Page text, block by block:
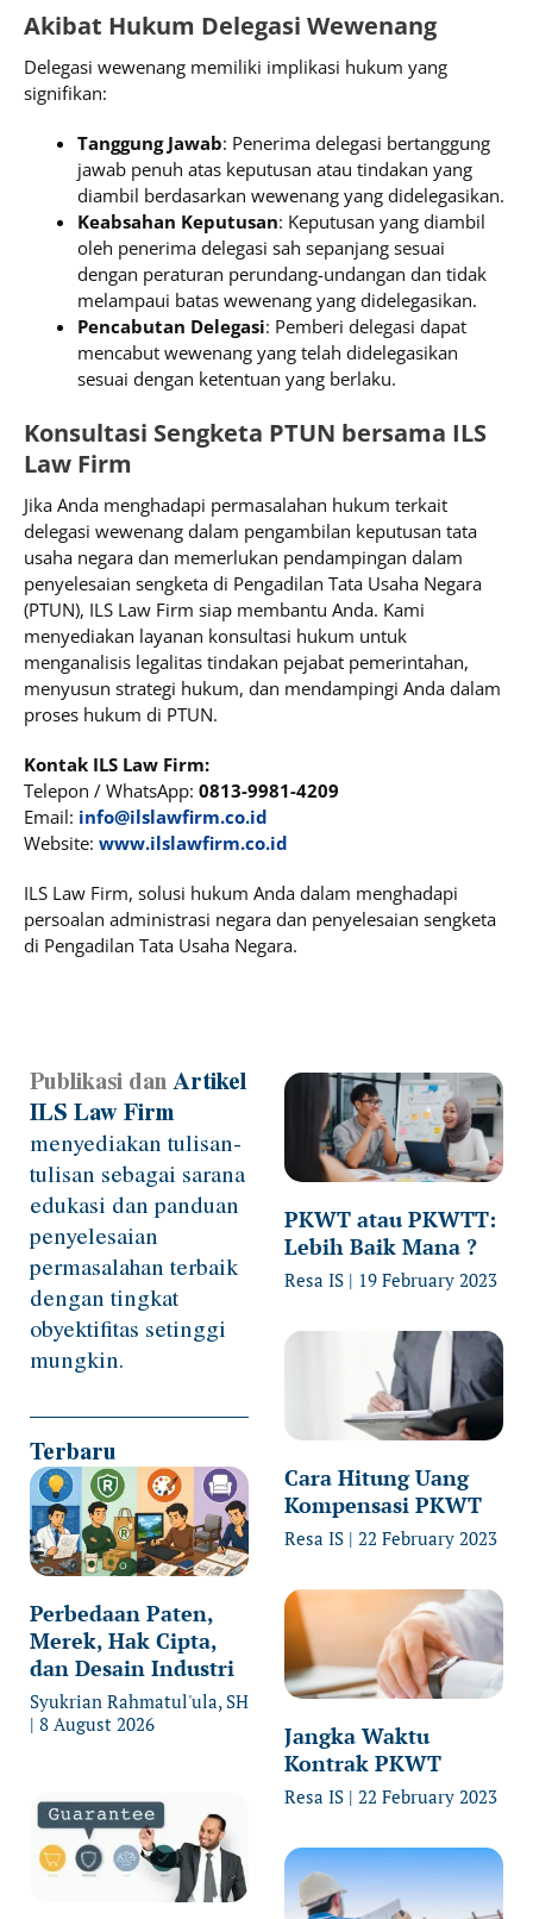
Akibat Hukum Delegasi Wewenang
Delegasi wewenang memiliki implikasi hukum yang
signifikan:
Tanggung Jawab: Penerima delegasi bertanggung
jawab penuh atas keputusan atau tindakan yang
diambil berdasarkan wewenang yang didelegasikan.
Keabsahan Keputusan: Keputusan yang diambil
oleh penerima delegasi sah sepanjang sesuai
dengan peraturan perundang-undangan dan tidak
melampaui batas wewenang yang didelegasikan.
Pencabutan Delegasi: Pemberi delegasi dapat
mencabut wewenang yang telah didelegasikan
sesuai dengan ketentuan yang berlaku.
Konsultasi Sengketa PTUN bersama ILS
Law Firm
Jika Anda menghadapi permasalahan hukum terkait
delegasi wewenang dalam pengambilan keputusan tata
usaha negara dan memerlukan pendampingan dalam
penyelesaian sengketa di Pengadilan Tata Usaha Negara
(PTUN), ILS Law Firm siap membantu Anda. Kami
menyediakan layanan konsultasi hukum untuk
menganalisis legalitas tindakan pejabat pemerintahan,
menyusun strategi hukum, dan mendampingi Anda dalam
proses hukum di PTUN.
Kontak ILS Law Firm:
Telepon / WhatsApp: 0813-9981-4209
Email: info@ilslawfirm.co.id
Website: www.ilslawfirm.co.id
ILS Law Firm, solusi hukum Anda dalam menghadapi
persoalan administrasi negara dan penyelesaian sengketa
di Pengadilan Tata Usaha Negara.
Publikasi danArtikel
ILS Law Firm
menyediakan tulisan-
tulisan sebagai sarana
edukasi dan panduan
penyelesaian
permasalahan terbaik
dengan tingkat
obyektifitas setinggi
mungkin.
Terbaru
Perbedaan Paten,
Merek, Hak Cipta,
dan Desain Industri
Syukrian Rahmatul'ula, SH
8 August 2026
PKWT atau PKWTT:
Lebih Baik Mana ?
Resa IS 19 February 2023
Cara Hitung Uang
Kompensasi PKWT
Resa IS 22 February 2023
Jangka Waktu
Kontrak PKWT
Resa IS 22 February 2023
PagePagePagePagePage